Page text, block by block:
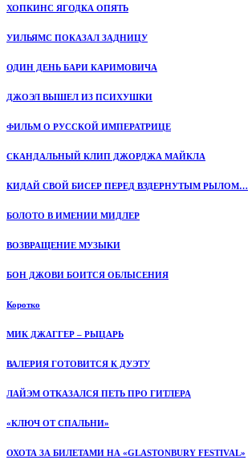
ХОПКИНС ЯГОДКА ОПЯТЬ
УИЛЬЯМС ПОКАЗАЛ ЗАДНИЦУ
ОДИН ДЕНЬ БАРИ КАРИМОВИЧА
ДЖОЭЛ ВЫШЕЛ ИЗ ПСИХУШКИ
ФИЛЬМ О РУССКОЙ ИМПЕРАТРИЦЕ
СКАНДАЛЬНЫЙ КЛИП ДЖОРДЖА МАЙКЛА
КИДАЙ СВОЙ БИСЕР ПЕРЕД ВЗДЕРНУТЫМ РЫЛОМ…
БОЛОТО В ИМЕНИИ МИДЛЕР
ВОЗВРАЩЕНИЕ МУЗЫКИ
БОН ДЖОВИ БОИТСЯ ОБЛЫСЕНИЯ
Коротко
МИК ДЖАГГЕР – РЫЦАРЬ
ВАЛЕРИЯ ГОТОВИТСЯ К ДУЭТУ
ЛАЙЭМ ОТКАЗАЛСЯ ПЕТЬ ПРО ГИТЛЕРА
«КЛЮЧ ОТ СПАЛЬНИ»
ОХОТА ЗА БИЛЕТАМИ НА «GLASTONBURY FESTIVAL»